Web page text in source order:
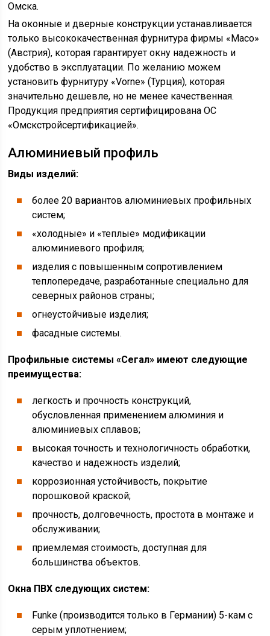
Омска.
На оконные и дверные конструкции устанавливается
только высококачественная фурнитура фирмы «Масо»
(Австрия), которая гарантирует окну надежность и
удобство в эксплуатации. По желанию можем
установить фурнитуру «Vorne» (Турция), которая
значительно дешевле, но не менее качественная.
Продукция предприятия сертифицирована ОС
«Омскстройсертификацией».
Алюминиевый профиль
Виды изделий:
более 20 вариантов алюминиевых профильных
систем;
«холодные» и «теплые» модификации
алюминиевого профиля;
изделия с повышенным сопротивлением
теплопередаче, разработанные специально для
северных районов страны;
огнеустойчивые изделия;
фасадные системы.
Профильные системы «Сегал» имеют следующие
преимущества:
легкость и прочность конструкций,
обусловленная применением алюминия и
алюминиевых сплавов;
высокая точность и технологичность обработки,
качество и надежность изделий;
коррозионная устойчивость, покрытие
порошковой краской;
прочность, долговечность, простота в монтаже и
обслуживании;
приемлемая стоимость, доступная для
большинства объектов.
Окна ПВХ следующих систем:
Funke (производится только в Германии) 5-кам с
серым уплотнением;